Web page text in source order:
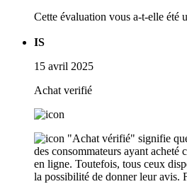
Cette évaluation vous a-t-elle été
IS
15 avril 2025
Achat verifié
"Achat vérifié" signifie
des consommateurs ayant acheté
en ligne. Toutefois, tous ceux
la possibilité de donner leur avis.